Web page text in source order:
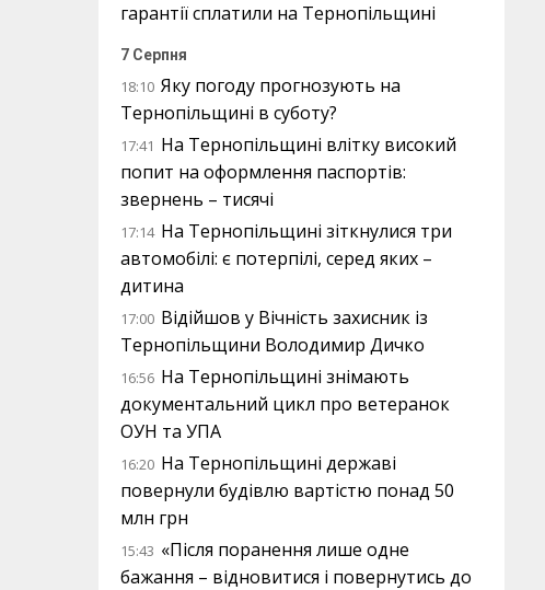
гарантії сплатили на Тернопільщині
7 Серпня
18:10 Яку погоду прогнозують на
Тернопільщині в суботу?
17:41 На Тернопільщині влітку високий
попит на оформлення паспортів:
звернень – тисячі
17:14 На Тернопільщині зіткнулися три
автомобілі: є потерпілі, серед яких –
дитина
17:00 Відійшов у Вічність захисник із
Тернопільщини Володимир Дичко
16:56 На Тернопільщині знімають
документальний цикл про ветеранок
ОУН та УПА
16:20 На Тернопільщині державі
повернули будівлю вартістю понад 50
млн грн
15:43 «Після поранення лише одне
бажання – відновитися і повернутись до